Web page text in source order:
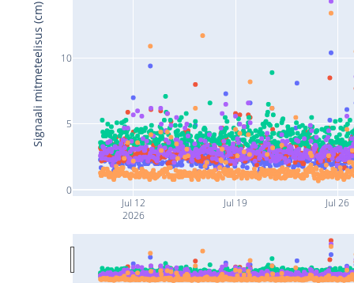
Jul 12
2026
Jul 19 Jul 26
0
5
10
Signaali mitmeteelisus (cm)